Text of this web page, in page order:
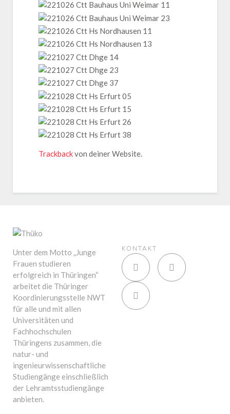
Trackbackvon deiner Website.
Unter dem Motto „Junge
Frauen studieren
erfolgreich in Thüringen“
arbeitet die Thüringer
Koordinierungsstelle NWT
für alle und mit allen
Universitäten und
Fachhochschulen
Thüringens zusammen, die
natur- und
ingenieurwissenschaftliche
Studiengänge einschließlich
der Lehramtsstudiengänge
anbieten.
KONTAKT